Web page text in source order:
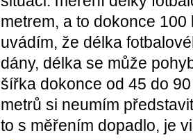
metrem, a to dokonce
uvádím, že délka
dány, délka se může
šířka dokonce od 45 do
metrů si neumím
to s měřením dopadlo, je